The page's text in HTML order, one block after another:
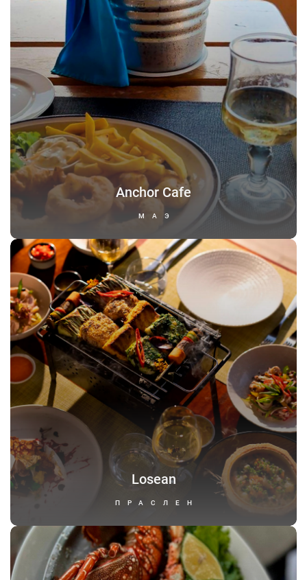
Anchor Cafe
МАЭ
Losean
ПРАСЛЕН